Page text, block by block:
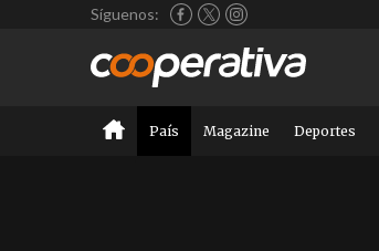
Síguenos:
País Magazine Deportes